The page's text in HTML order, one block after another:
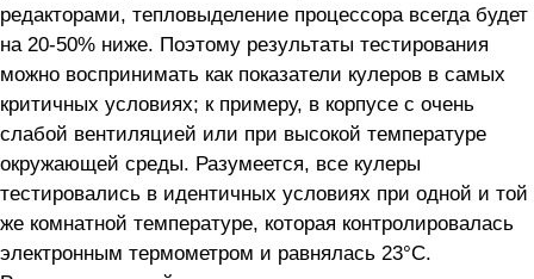
редакторами, тепловыделение процессора всегда будет
на 20-50% ниже. Поэтому результаты тестирования
можно воспринимать как показатели кулеров в самых
критичных условиях; к примеру, в корпусе с очень
слабой вентиляцией или при высокой температуре
окружающей среды. Разумеется, все кулеры
тестировались в идентичных условиях при одной и той
же комнатной температуре, которая контролировалась
электронным термометром и равнялась 23°C.